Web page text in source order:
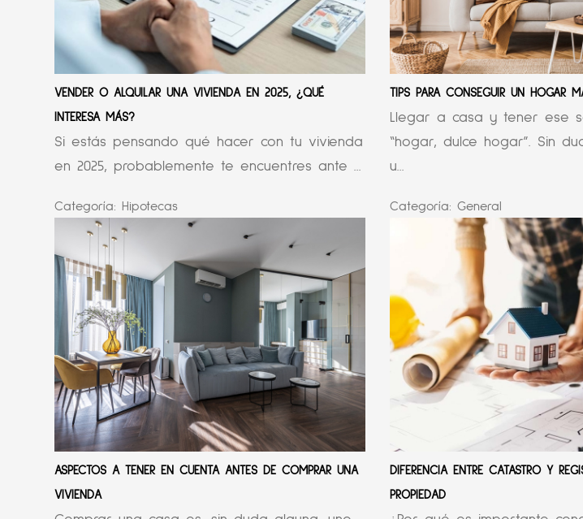
VENDER O ALQUILAR UNA VIVIENDA EN 2025, ¿QUÉ
INTERESA MÁS?
Si estás pensando qué hacer con tu vivienda
en 2025, probablemente te encuentres ante ...
TIPS PARA CONSEGUIR UN HOGAR
Llegar a casa y tener ese
“hogar, dulce hogar”. Sin
u...
Categoría: Hipotecas
ASPECTOS A TENER EN CUENTA ANTES DE COMPRAR UNA
VIVIENDA
Categoría:General
DIFERENCIA ENTRE CATASTRO Y
PROPIEDAD